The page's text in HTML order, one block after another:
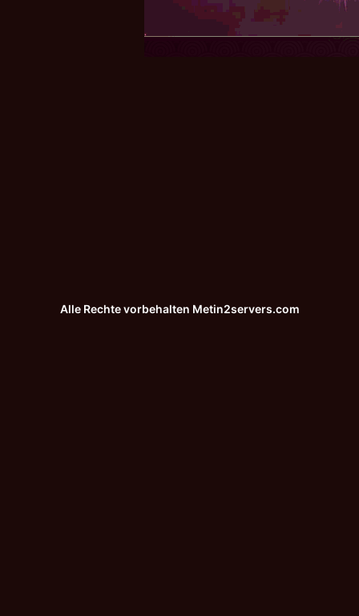
Alle Rechte vorbehalten Metin2servers.com